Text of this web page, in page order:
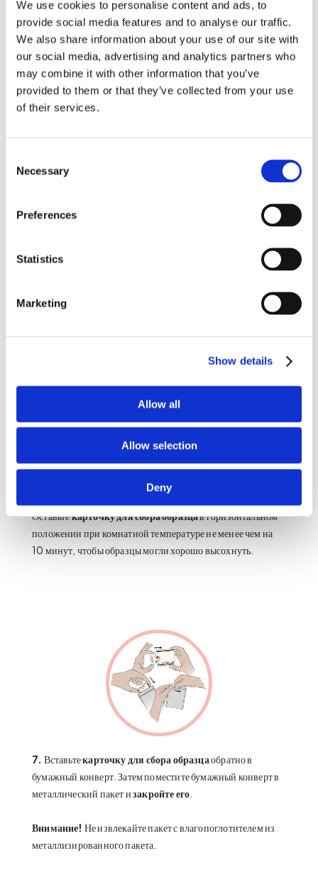
We use cookies to personalise content and ads, to
provide social media features and to analyse our traffic.
We also share information about your use of our site with
our social media, advertising and analytics partners who
may combine it with other information that you’ve
provided to them or that they’ve collected from your use
of their services.
Selection
Necessary
Preferences
Statistics
Marketing
Show details
Allow all
Allow selection
Deny
Не прикасайтесь пальцами к фильтровальной бумаге.
сожмите палец и дождитесь, пока капля крови
самостоятельно не упадет внутрь кружка. Если одна капля
крови не заполнила кружок, незамедлительно выдавите
еще одну каплю из пальца и позвольте ей свободно упасть.
Оставьтекарточку для сбора образцав горизонтальном
положении при комнатной температуре не менее чем на
10 минут, чтобы образцы могли хорошо высохнуть.
7. Вставьтекарточку для сбора образцаобратно в
бумажный конверт. Затем поместите бумажный конверт в
металлический пакет изакройте его
Внимание! Не извлекайте пакет с влагопоглотителем из
металлизированного пакета.